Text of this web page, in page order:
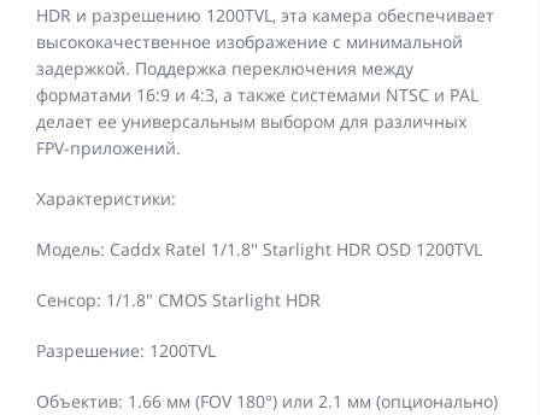
HDR и разрешению 1200TVL, эта камера обеспечивает
высококачественное изображение с минимальной
задержкой. Поддержка переключения между
форматами 16:9 и 4:3, а также системами NTSC и PAL
делает ее универсальным выбором для различных
FPV-приложений.
Характеристики:
Модель: Caddx Ratel 1/1.8'' Starlight HDR OSD 1200TVL
Сенсор: 1/1.8" CMOS Starlight HDR
Разрешение: 1200TVL
Объектив: 1.66 мм (FOV 180°) или 2.1 мм (опционально)